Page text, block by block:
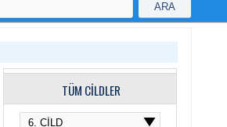
ARA
TÜM CİLDLER